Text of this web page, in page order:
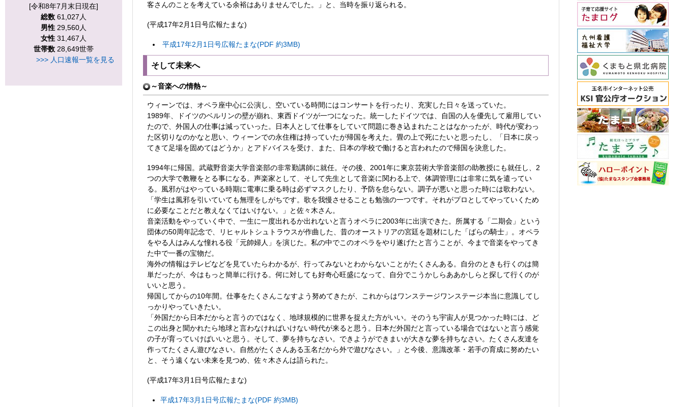
[令和8年7月末日現在]
総数 61,027人
男性 29,560人
女性 31,467人
世帯数 28,649世帯
>>> 人口速報一覧を見る
客さんのことを考えている余裕はありませんでした。」と、当時を振り返られる。
(平成17年2月1日号広報たまな)
平成17年2月1日号広報たまな(PDF 約3MB)
そして未来へ
～音楽への情熱～
ウィーンでは、オペラ座中心に公演し、空いている時間にはコンサートを行ったり、充実した日々を送っていた。
1989年、ドイツのベルリンの壁が崩れ、東西ドイツが一つになった。統一したドイツでは、自国の人を優先して雇用してい
たので、外国人の仕事は減っていった。日本人として仕事をしていて問題に巻き込まれたことはなかったが、時代が変わっ
た区切りなのかなと思い、ウィーンでの永住権は持っていたが帰国を考えた。畳の上で死にたいと思ったし、「日本に戻っ
てきて足場を固めてはどうか」とアドバイスを受け、また、日本の学校で働けると言われたので帰国を決意した。
1994年に帰国。武蔵野音楽大学音楽部の非常勤講師に就任。その後、2001年に東京芸術大学音楽部の助教授にも就任し、2
つの大学で教鞭をとる事になる。声楽家として、そして先生として音楽に関わる上で、体調管理には非常に気を遣ってい
る。風邪がはやっている時期に電車に乗る時は必ずマスクしたり、予防を怠らない。調子が悪いと思った時には歌わない。
「学生は風邪を引いていても無理をしがちです。歌を我慢させることも勉強の一つです。それがプロとしてやっていくため
に必要なことだと教えなくてはいけない。」と佐々木さん。
音楽活動をやっていく中で、一生に一度出れるか出れないと言うオペラに2003年に出演できた。所属する「二期会」という
団体の50周年記念で、リヒャルトシュトラウスが作曲した、昔のオーストリアの宮廷を題材にした「ばらの騎士」。オペラ
をやる人はみんな憧れる役「元帥婦人」を演じた。私の中でこのオペラをやり遂げたと言うことが、今まで音楽をやってき
た中で一番の宝物だ。
海外の情報はテレビなどを見ていたらわかるが、行ってみないとわからないことがたくさんある。自分のときも行くのは簡
単だったが、今はもっと簡単に行ける。何に対しても好奇心旺盛になって、自分でこうかしらああかしらと探して行くのが
いいと思う。
帰国してからの10年間。仕事をたくさんこなすよう努めてきたが、これからはワンステージワンステージ本当に意識してし
っかりやっていきたい。
「外国だから日本だからと言うのではなく、地球規模的に世界を捉えた方がいい。そのうち宇宙人が見つかった時には、ど
この出身と聞かれたら地球と言わなければいけない時代が来ると思う。日本だ外国だと言っている場合ではないと言う感覚
の子が育っていけばいいと思う。そして、夢を持ちなさい。できようができまいが大きな夢を持ちなさい。たくさん友達を
作ってたくさん遊びなさい。自然がたくさんある玉名だから外で遊びなさい。」と今後、意識改革・若手の育成に努めたい
と、そう遠くない未来を見つめ、佐々木さんは語られた。
(平成17年3月1日号広報たまな)
平成17年3月1日号広報たまな(PDF 約3MB)